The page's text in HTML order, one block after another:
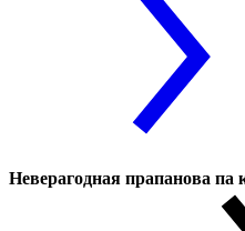
Неверагодная прапанова па